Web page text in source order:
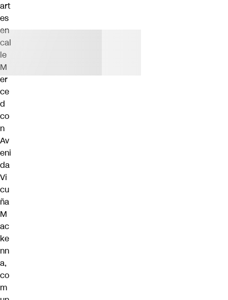
art
es
en
cal
le
M
er
ce
d
co
n
Av
eni
da
Vi
cu
ña
M
ac
ke
nn
a,
co
m